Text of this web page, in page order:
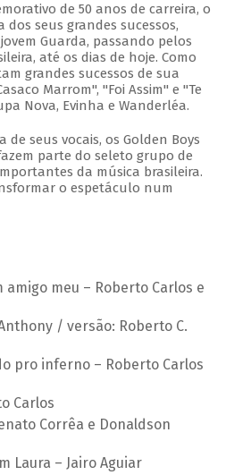
de 50 anos de carreira, o
seus grandes sucessos,
Guarda, passando pelos
até os dias de hoje. Como
grandes sucessos de sua
Marrom", "Foi Assim" e "Te
Nova, Evinha e Wanderléa.
de seus vocais, os Golden Boys
parte do seleto grupo de
da música brasileira.
o espetáculo num
amigo meu – Roberto Carlos e
/ versão: Roberto C.
pro inferno – Roberto Carlos
Carlos
Corrêa e Donaldson
Laura – Jairo Aguiar